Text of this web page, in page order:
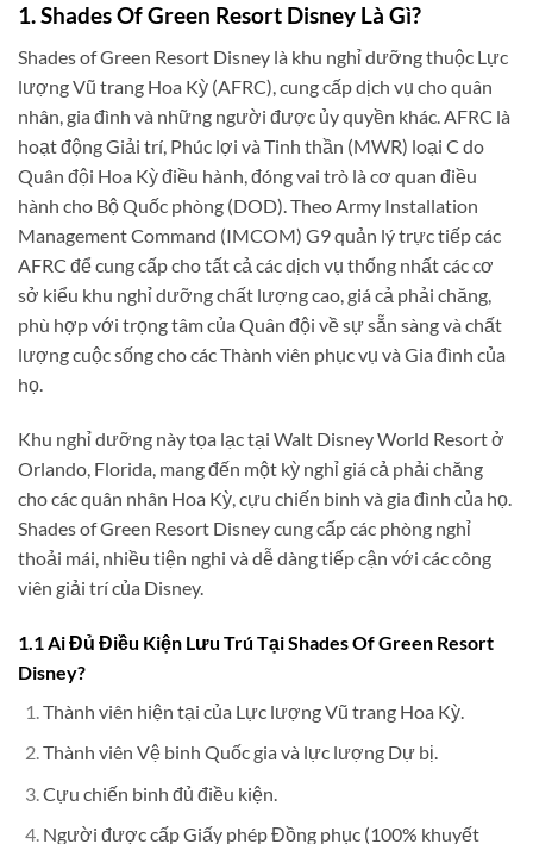
1. Shades Of Green Resort Disney Là Gì?
Shades of Green Resort Disney là khu nghỉ dưỡng thuộc Lực
lượng Vũ trang Hoa Kỳ (AFRC), cung cấp dịch vụ cho quân
nhân, gia đình và những người được ủy quyền khác. AFRC là
hoạt động Giải trí, Phúc lợi và Tinh thần (MWR) loại C do
Quân đội Hoa Kỳ điều hành, đóng vai trò là cơ quan điều
hành cho Bộ Quốc phòng (DOD). Theo Army Installation
Management Command (IMCOM) G9 quản lý trực tiếp các
AFRC để cung cấp cho tất cả các dịch vụ thống nhất các cơ
sở kiểu khu nghỉ dưỡng chất lượng cao, giá cả phải chăng,
phù hợp với trọng tâm của Quân đội về sự sẵn sàng và chất
lượng cuộc sống cho các Thành viên phục vụ và Gia đình của
họ.
Khu nghỉ dưỡng này tọa lạc tại Walt Disney World Resort ở
Orlando, Florida, mang đến một kỳ nghỉ giá cả phải chăng
cho các quân nhân Hoa Kỳ, cựu chiến binh và gia đình của họ.
Shades of Green Resort Disney cung cấp các phòng nghỉ
thoải mái, nhiều tiện nghi và dễ dàng tiếp cận với các công
viên giải trí của Disney.
1.1 Ai Đủ Điều Kiện Lưu Trú Tại Shades Of Green Resort
Disney?
Thành viên hiện tại của Lực lượng Vũ trang Hoa Kỳ.
Thành viên Vệ binh Quốc gia và lực lượng Dự bị.
Cựu chiến binh đủ điều kiện.
Người được cấp Giấy phép Đồng phục (100% khuyết